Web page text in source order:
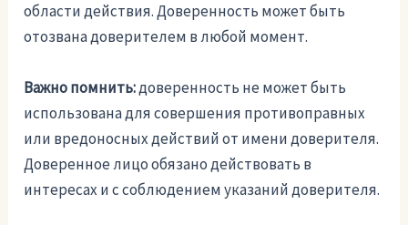
области действия. Доверенность может быть
отозвана доверителем в любой момент.
Важно помнить:доверенность не может быть
использована для совершения противоправных
или вредоносных действий от имени доверителя.
Доверенное лицо обязано действовать в
интересах и с соблюдением указаний доверителя.